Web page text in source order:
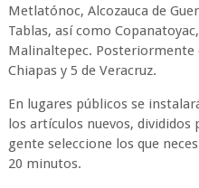
Metlatónoc, Alcozauca de
Tablas, así como
Malinaltepec. Posteriormente
Chiapas y 5 de Veracruz.
En lugares públicos se
los artículos nuevos, divididos
gente seleccione los que
20 minutos.